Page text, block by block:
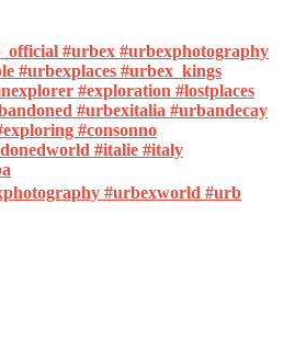
#urbexworld #urb